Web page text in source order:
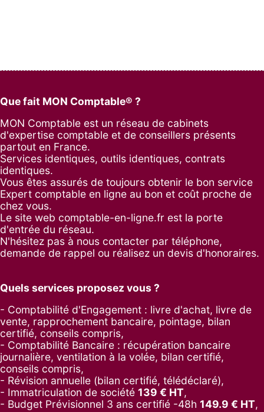
Que fait MON Comptable® ?
MON Comptable est un réseau de cabinets
d'expertise comptable et de conseillers présents
partout en France.
Services identiques, outils identiques, contrats
identiques.
Vous êtes assurés de toujours obtenir le bon service
Expert comptable en ligne au bon et coût proche de
chez vous.
Le site web comptable-en-ligne.fr est la porte
d'entrée du réseau.
N'hésitez pas à nous contacter par téléphone,
demande de rappel ou réalisez un devis d'honoraires.
Quels services proposez vous ?
- Comptabilité d'Engagement : livre d'achat, livre de
vente, rapprochement bancaire, pointage, bilan
certifié, conseils compris,
- Comptabilité Bancaire : récupération bancaire
journalière, ventilation à la volée, bilan certifié,
conseils compris,
- Révision annuelle (bilan certifié, télédéclaré),
- Immatriculation de société 139 € HT,
- Budget Prévisionnel 3 ans certifié -48h 149.9 € HT,